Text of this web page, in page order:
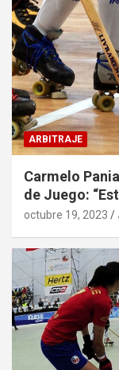
ARBITRAJE
Carmelo
de Juego:
octubre 19, 2023